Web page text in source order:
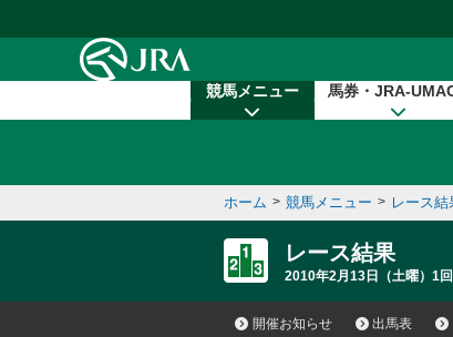
競馬メニュー 馬券・JRA-
ホーム > 競馬メニュー > レース
レース結果
2010年2月13日（土曜）1
開催お知らせ 出馬表